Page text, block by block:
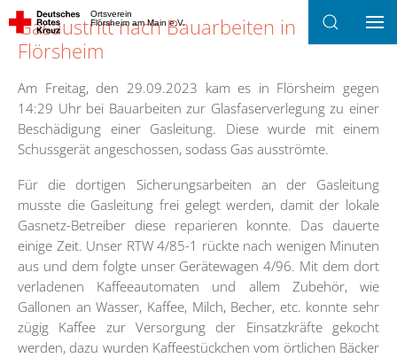
Zum Hauptinhalt springen
Ortsverein
Flörsheim am Main e.V.
Gasaustritt nach Bauarbeiten in
Flörsheim
Am Freitag, den 29.09.2023 kam es in Flörsheim gegen
14:29 Uhr bei Bauarbeiten zur Glasfaserverlegung zu einer
Beschädigung einer Gasleitung. Diese wurde mit einem
Schussgerät angeschossen, sodass Gas ausströmte.
Für die dortigen Sicherungsarbeiten an der Gasleitung
musste die Gasleitung frei gelegt werden, damit der lokale
Gasnetz-Betreiber diese reparieren konnte. Das dauerte
einige Zeit. Unser RTW 4/85-1 rückte nach wenigen Minuten
aus und dem folgte unser Gerätewagen 4/96. Mit dem dort
verladenen Kaffeeautomaten und allem Zubehör, wie
Gallonen an Wasser, Kaffee, Milch, Becher, etc. konnte sehr
zügig Kaffee zur Versorgung der Einsatzkräfte gekocht
werden, dazu wurden Kaffeestückchen vom örtlichen Bäcker